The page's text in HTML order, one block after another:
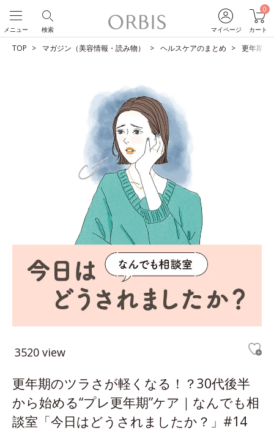
マイページ
0
カート
検索
メニュー
TOP マガジン（美容情報・読み物） ヘルスケアのまとめ 更年期の
3520 view
更年期のツラさが軽くなる！？30代後半
から始める“プレ更年期”ケア｜なんでも相
談室「今日はどうされましたか？」#14